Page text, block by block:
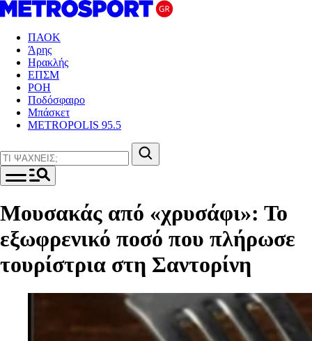
ΠΑΟΚ
Άρης
Ηρακλής
ΕΠΣΜ
ΡΟΗ
Ποδόσφαιρο
Μπάσκετ
METROPOLIS 95.5
Μουσακάς από «χρυσάφι»: Το
εξωφρενικό ποσό που πλήρωσε
τουρίστρια στη Σαντορίνη